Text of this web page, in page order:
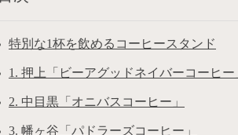
特別な1杯を飲めるコーヒースタンド
1. 押上「ビーアグッドネイバーコーヒー
2. 中目黒「オニバスコーヒー」
3. 幡ヶ谷「パドラーズコーヒー」